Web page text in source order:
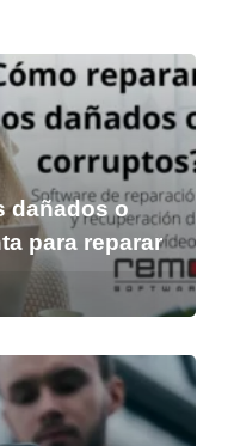
dañados o
para reparar